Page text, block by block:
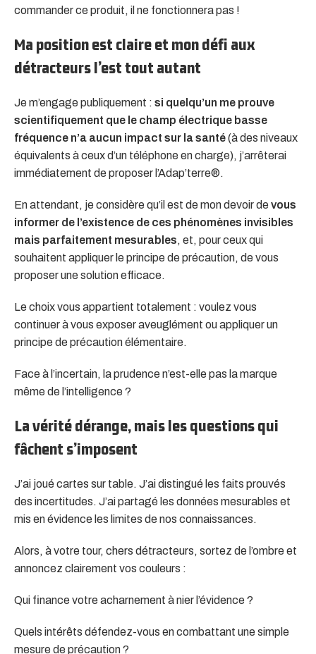
commander ce produit, il ne fonctionnera pas !
Ma position est claire et mon défi aux
détracteurs l’est tout autant
Je m’engage publiquement : si quelqu’un me prouve
scientifiquement que le champ électrique basse
fréquence n’a aucun impact sur la santé(à des niveaux
équivalents à ceux d’un téléphone en charge), j’arrêterai
immédiatement de proposer l’Adap’terre®.
En attendant, je considère qu’il est de mon devoir devous
informer de l’existence de ces phénomènes invisibles
mais parfaitement mesurables, et, pour ceux qui
souhaitent appliquer le principe de précaution, de vous
proposer une solution efficace.
Le choix vous appartient totalement : voulez vous
continuer à vous exposer aveuglément ou appliquer un
principe de précaution élémentaire.
Face à l’incertain, la prudence n’est-elle pas la marque
même de l’intelligence ?
La vérité dérange, mais les questions qui
fâchent s’imposent
J’ai joué cartes sur table. J’ai distingué les faits prouvés
des incertitudes. J’ai partagé les données mesurables et
mis en évidence les limites de nos connaissances.
Alors, à votre tour, chers détracteurs, sortez de l’ombre et
annoncez clairement vos couleurs :
Qui finance votre acharnement à nier l’évidence ?
Quels intérêts défendez-vous en combattant une simple
mesure de précaution ?